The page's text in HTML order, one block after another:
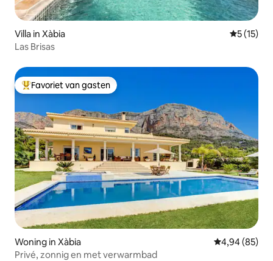
Villa in Xàbia
5 (15)
Las Brisas
Topfavoriet van gasten
Favoriet van gasten
Woning in Xàbia Gemiddelde
4,94 (85)
Privé, zonnig en met verwarmbad